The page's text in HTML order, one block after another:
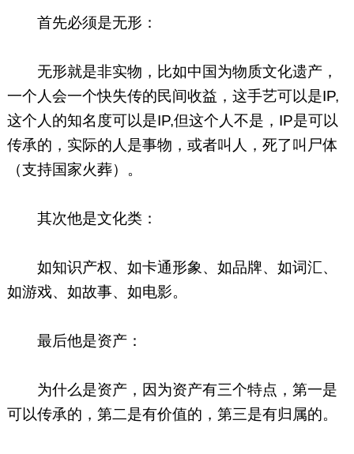
首先必须是无形：
无形就是非实物，比如中国为物质文化遗产，
一个人会一个快失传的民间收益，这手艺可以是IP,
这个人的知名度可以是IP,但这个人不是，IP是可以
传承的，实际的人是事物，或者叫人，死了叫尸体
（支持国家火葬）。
其次他是文化类：
如知识产权、如卡通形象、如品牌、如词汇、
如游戏、如故事、如电影。
最后他是资产：
为什么是资产，因为资产有三个特点，第一是
可以传承的，第二是有价值的，第三是有归属的。